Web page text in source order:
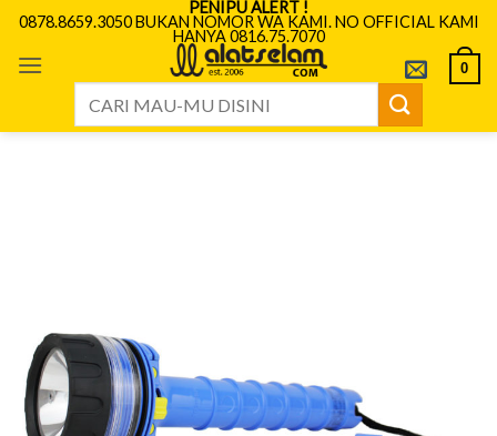
Skip
content
PENIPU ALERT !
0878.8659.3050 BUKAN NOMOR WA KAMI. NO OFFICIAL KAMI
HANYA 0816.75.7070
0